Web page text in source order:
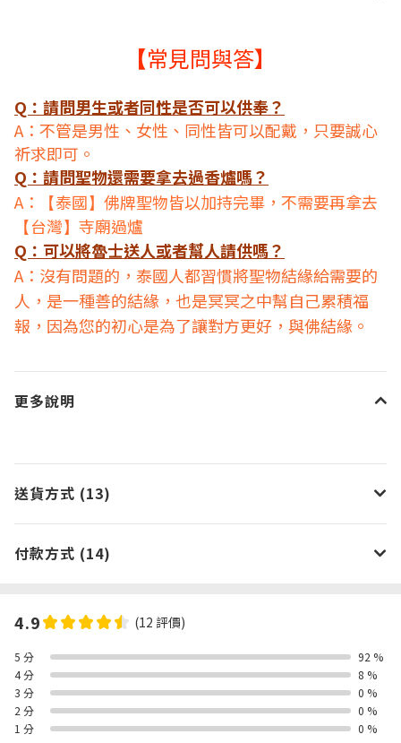
【常見問與答】
Q：請問男生或者同性是否可以供奉？
A：不管是男性、女性、同性皆可以配戴，只要誠心
祈求即可。
Q：請問聖物還需要拿去過香爐嗎？
A：
【泰國】 佛牌聖物皆以加持完畢，不需要再拿去
【台灣】 寺廟過爐
Q：可以將魯士送人或者幫人請供嗎？
A：沒有問題的，泰國人都習慣將聖物結緣給需要的
人，是一種善的結緣，也是冥冥之中幫自己累積福
報，因為您的初心是為了讓對方更好，與佛結緣。
更多說明
送貨方式 (13)
付款方式 (14)
4.9 (12 評價)
5 分
92 %
4 分
8 %
3 分
0 %
2 分
0 %
1 分
0 %